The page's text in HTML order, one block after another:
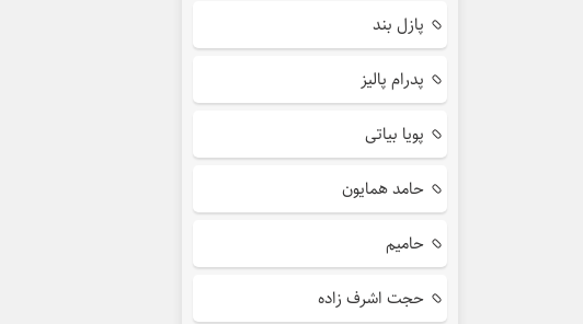
پازل بند
پدرام پالیز
پویا بیاتی
حامد همایون
حامیم
حجت اشرف زاده